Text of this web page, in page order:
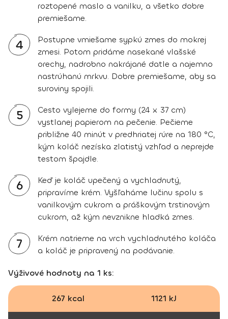
roztopené maslo a vanilku, a všetko dobre
premiešame.
4
Postupne vmiešame sypkú zmes do mokrej
zmesi. Potom pridáme nasekané vlašské
orechy, nadrobno nakrájané datle a najemno
nastrúhanú mrkvu. Dobre premiešame, aby sa
suroviny spojili.
5
Cesto vylejeme do formy (24 x 37 cm)
vystlanej papierom na pečenie. Pečieme
približne 40 minút v predhriatej rúre na 180 °C,
kým koláč nezíska zlatistý vzhľad a neprejde
testom špajdle.
6
Keď je koláč upečený a vychladnutý,
pripravíme krém. Vyšľaháme lučinu spolu s
vanilkovým cukrom a práškovým trstinovým
cukrom, až kým nevznikne hladká zmes.
7
Krém natrieme na vrch vychladnutého koláča
a koláč je pripravený na podávanie.
Výživové hodnoty na 1 ks:
267 kcal 1121 kJ